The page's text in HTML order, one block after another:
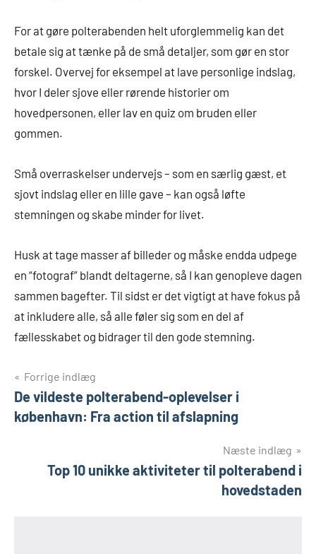
For at gøre polterabenden helt uforglemmelig kan det
betale sig at tænke på de små detaljer, som gør en stor
forskel. Overvej for eksempel at lave personlige indslag,
hvor I deler sjove eller rørende historier om
hovedpersonen, eller lav en quiz om bruden eller
gommen.
Små overraskelser undervejs – som en særlig gæst, et
sjovt indslag eller en lille gave – kan også løfte
stemningen og skabe minder for livet.
Husk at tage masser af billeder og måske endda udpege
en “fotograf” blandt deltagerne, så I kan genopleve dagen
sammen bagefter. Til sidst er det vigtigt at have fokus på
at inkludere alle, så alle føler sig som en del af
fællesskabet og bidrager til den gode stemning.
Indlægsnavigation
Forrige indlæg
De vildeste polterabend-oplevelser i
københavn: Fra action til afslapning
Næste indlæg
Top 10 unikke aktiviteter til polterabend i
hovedstaden